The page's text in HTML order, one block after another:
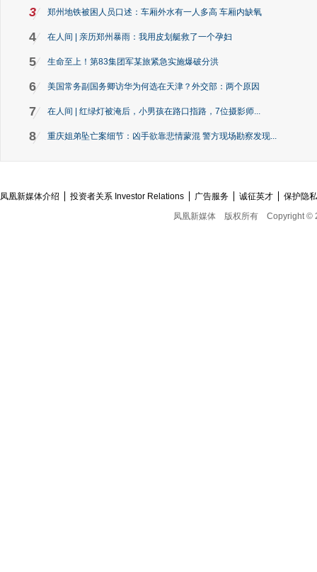
3 郑州地铁被困人员口述：车厢外水有一人多高 车厢内缺氧
4 在人间 | 亲历郑州暴雨：我用皮划艇救了一个孕妇
5 生命至上！第83集团军某旅紧急实施爆破分洪
6 美国常务副国务卿访华为何选在天津？外交部：两个原因
7 在人间 | 红绿灯被淹后，小男孩在路口指路，7位摄影师...
8 重庆姐弟坠亡案细节：凶手欲靠悲情蒙混 警方现场勘察发现...
凤凰新媒体介绍 投资者关系 Investor Relations 广告服务 诚征英才
保护隐
凤凰新媒体
版权所有 Copyright ©